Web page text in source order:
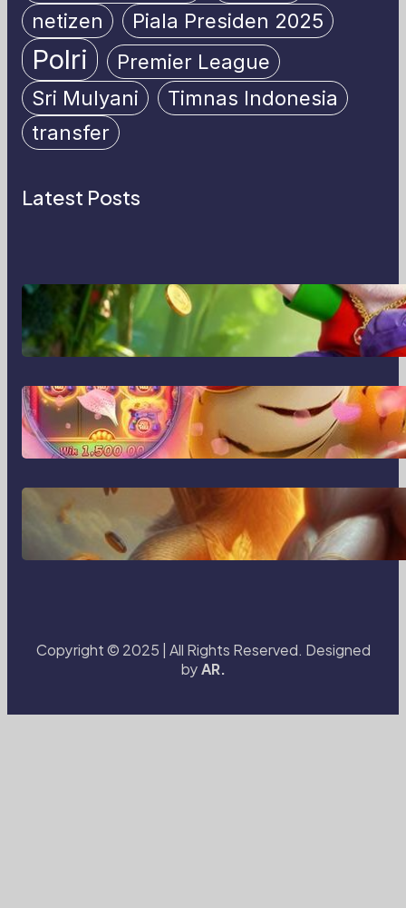
netizen
Piala Presiden 2025
Polri
Premier League
Sri Mulyani
Timnas Indonesia
transfer
Latest Posts
MajalahPotretIndonesia:
Menghidupkan Cerita Lewat Lensa
dan Perspektif Baru di Era Digital
MajalahPotretIndonesia dan Cara
Baru Merekam Cerita dari Sudut
Kehidupan Sehari-hari
Transformasi Media Visual di Era
Digital: Bagaimana Fotografi dan
Cerita Visual Membentuk Cara Kita
Copyright © 2025 | All Rights Reserved. Designed
byAR.